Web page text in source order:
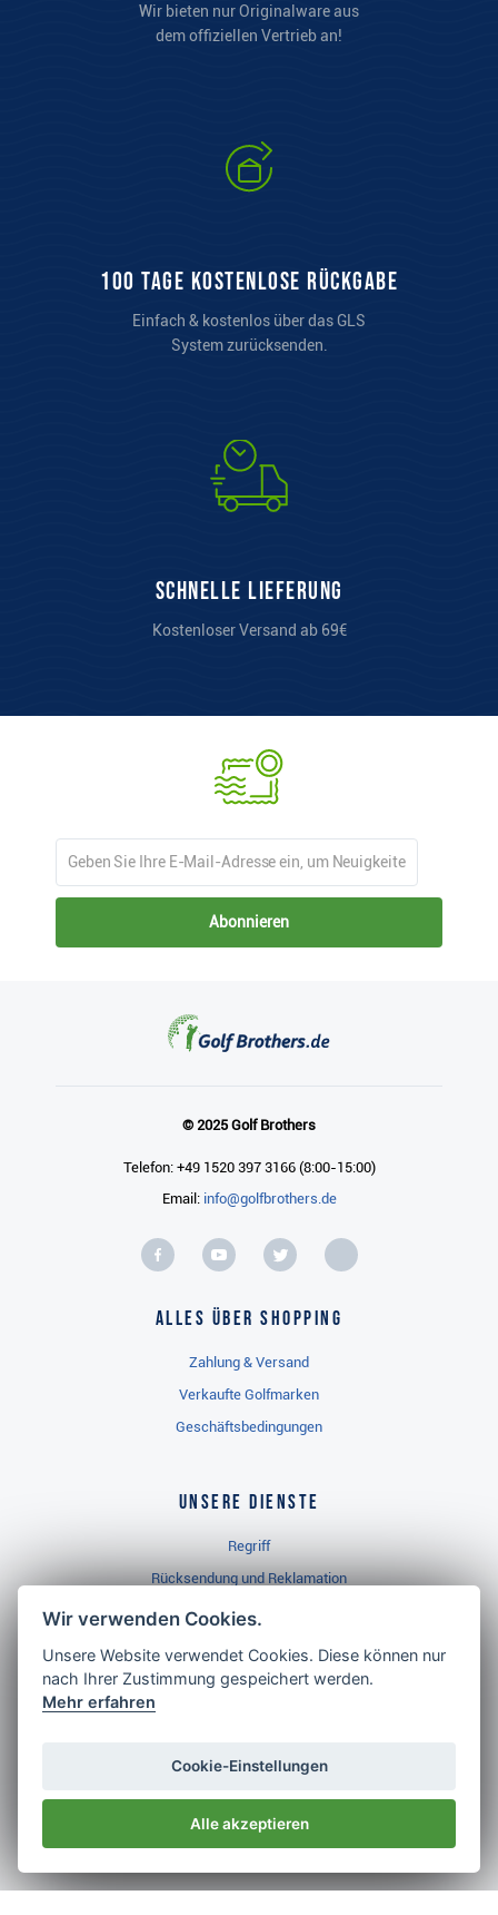
Wir bieten nur Originalware aus
dem offiziellen Vertrieb an!
100 Tage kostenlose Rückgabe
Einfach & kostenlos über das GLS
System zurücksenden.
Schnelle Lieferung
Kostenloser Versand ab 69€
Abonnieren
© 2025 Golf Brothers
Telefon: +49 1520 397 3166 (8:00-15:00)
Email: info@golfbrothers.de
Alles über Shopping
Zahlung & Versand
Verkaufte Golfmarken
Geschäftsbedingungen
Unsere Dienste
Regriff
Rücksendung und Reklamation
Widerrufsbelehrung
Golf Brothers.de
Neuheiten
Impressum
Wir verwenden Cookies.
Unsere Website verwendet Cookies. Diese können nur
nach Ihrer Zustimmung gespeichert werden.
Mehr erfahren
Cookie-Einstellungen
Alle akzeptieren